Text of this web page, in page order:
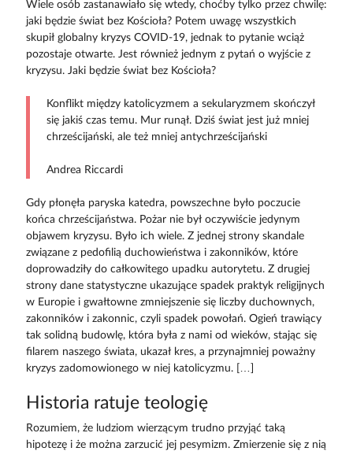
Wiele osób zastanawiało się wtedy, choćby tylko przez chwilę:
jaki będzie świat bez Kościoła? Potem uwagę wszystkich
skupił globalny kryzys COVID-19, jednak to pytanie wciąż
pozostaje otwarte. Jest również jednym z pytań o wyjście z
kryzysu. Jaki będzie świat bez Kościoła?
Konflikt między katolicyzmem a sekularyzmem skończył
się jakiś czas temu. Mur runął. Dziś świat jest już mniej
chrześcijański, ale też mniej antychrześcijański
Andrea Riccardi
Gdy płonęła paryska katedra, powszechne było poczucie
końca chrześcijaństwa. Pożar nie był oczywiście jedynym
objawem kryzysu. Było ich wiele. Z jednej strony skandale
związane z pedofilią duchowieństwa i zakonników, które
doprowadziły do całkowitego upadku autorytetu. Z drugiej
strony dane statystyczne ukazujące spadek praktyk religijnych
w Europie i gwałtowne zmniejszenie się liczby duchownych,
zakonników i zakonnic, czyli spadek powołań. Ogień trawiący
tak solidną budowlę, która była z nami od wieków, stając się
filarem naszego świata, ukazał kres, a przynajmniej poważny
kryzys zadomowionego w niej katolicyzmu. […]
Historia ratuje teologię
Rozumiem, że ludziom wierzącym trudno przyjąć taką
hipotezę i że można zarzucić jej pesymizm. Zmierzenie się z nią